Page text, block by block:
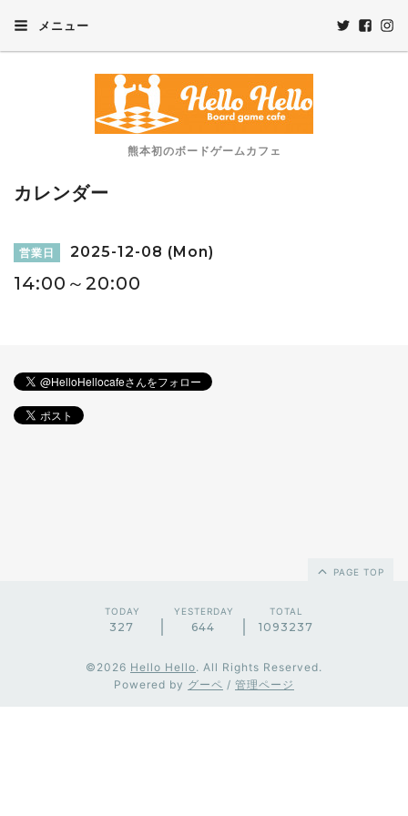
メニュー
熊本初のボードゲームカフェ
カレンダー
営業日 2025-12-08 (Mon)
14:00～20:00
PAGE TOP
TODAY
327
YESTERDAY
644
TOTAL
1093237
©2026 Hello Hello. All Rights Reserved.
Powered by グーペ / 管理ページ